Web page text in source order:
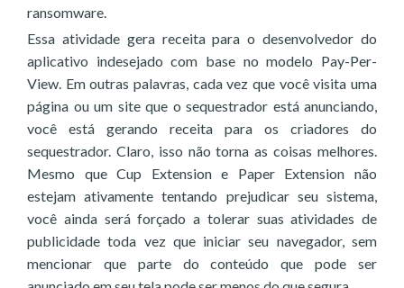
ransomware.
Essa atividade gera receita para o desenvolvedor do
aplicativo indesejado com base no modelo Pay-Per-
View. Em outras palavras, cada vez que você visita uma
página ou um site que o sequestrador está anunciando,
você está gerando receita para os criadores do
sequestrador. Claro, isso não torna as coisas melhores.
Mesmo que Cup Extension e Paper Extension não
estejam ativamente tentando prejudicar seu sistema,
você ainda será forçado a tolerar suas atividades de
publicidade toda vez que iniciar seu navegador, sem
mencionar que parte do conteúdo que pode ser